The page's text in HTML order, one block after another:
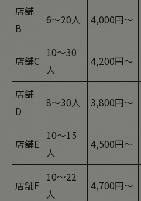
店舗
B
6～20人 4,000円～
店舗C
10～30
人
4,200円～
店舗
D
8～30人 3,800円～
店舗E
10～15
人
4,500円～
店舗F
10～22
人
4,700円～